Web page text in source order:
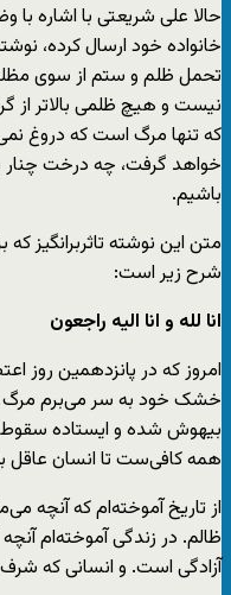
حالا علی شریعتی با اشاره
خانواده خود ارسال کرده،
تحمل ظلم و ستم از سوی
نیست و هیچ ظلمی بالاتر از
که تنها مرگ است که دروغ
خواهد گرفت، چه درخت چنار
باشیم.
متن این نوشته تاثربرانگیز که
شرح زیر است:
انا لله و انا الیه راجعون
امروز که در پانزدهمین روز
خشک خود به سر می‌برم مرگ
بیهوش شده و ایستاده سقوط
همه کافی‌ست تا انسان عاقل
از تاریخ آموخته‌ام که آنچه
ظالم. در زندگی آموخته‌ام
آزادگی است. و انسانی که